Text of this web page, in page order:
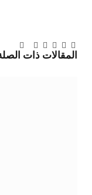
فيسبوك
تويتربينتيريست
لينكدإن
Tumblr
تيلقرام
البريد
المقالات ذات